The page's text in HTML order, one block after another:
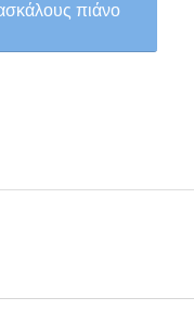
πιάνο